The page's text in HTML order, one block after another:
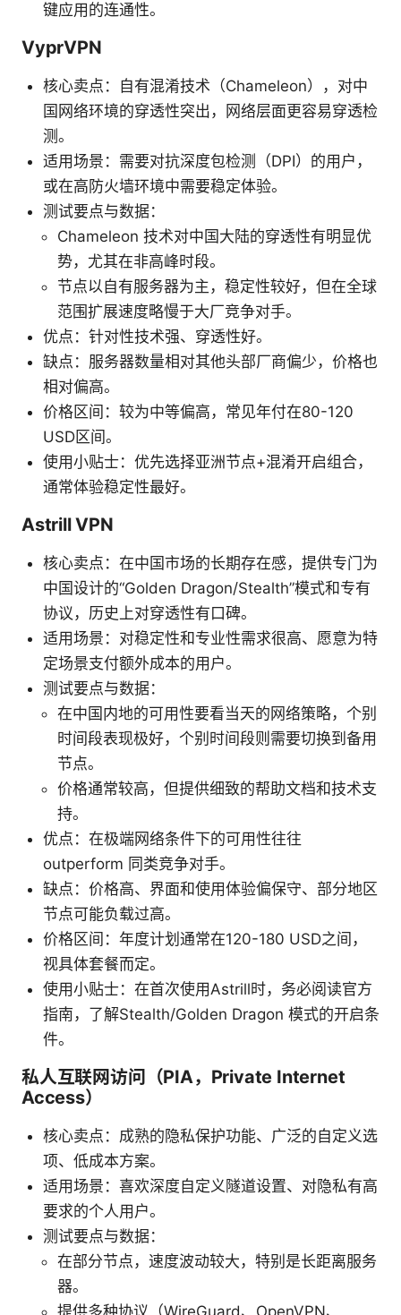
键应用的连通性。
VyprVPN
核心卖点：自有混淆技术（Chameleon），对中
国网络环境的穿透性突出，网络层面更容易穿透检
测。
适用场景：需要对抗深度包检测（DPI）的用户，
或在高防火墙环境中需要稳定体验。
测试要点与数据：
Chameleon 技术对中国大陆的穿透性有明显优
势，尤其在非高峰时段。
节点以自有服务器为主，稳定性较好，但在全球
范围扩展速度略慢于大厂竞争对手。
优点：针对性技术强、穿透性好。
缺点：服务器数量相对其他头部厂商偏少，价格也
相对偏高。
价格区间：较为中等偏高，常见年付在80-120
USD区间。
使用小贴士：优先选择亚洲节点+混淆开启组合，
通常体验稳定性最好。
Astrill VPN
核心卖点：在中国市场的长期存在感，提供专门为
中国设计的“Golden Dragon/Stealth”模式和专有
协议，历史上对穿透性有口碑。
适用场景：对稳定性和专业性需求很高、愿意为特
定场景支付额外成本的用户。
测试要点与数据：
在中国内地的可用性要看当天的网络策略，个别
时间段表现极好，个别时间段则需要切换到备用
节点。
价格通常较高，但提供细致的帮助文档和技术支
持。
优点：在极端网络条件下的可用性往往
outperform 同类竞争对手。
缺点：价格高、界面和使用体验偏保守、部分地区
节点可能负载过高。
价格区间：年度计划通常在120-180 USD之间，
视具体套餐而定。
使用小贴士：在首次使用Astrill时，务必阅读官方
指南，了解Stealth/Golden Dragon 模式的开启条
件。
私人互联网访问（PIA，Private Internet
Access）
核心卖点：成熟的隐私保护功能、广泛的自定义选
项、低成本方案。
适用场景：喜欢深度自定义隧道设置、对隐私有高
要求的个人用户。
测试要点与数据：
在部分节点，速度波动较大，特别是长距离服务
器。